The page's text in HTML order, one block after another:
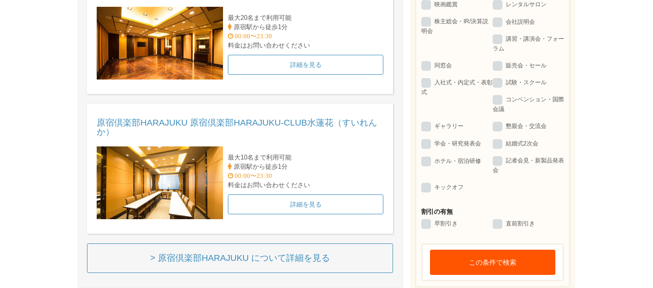
最大20名まで利用可能
原宿駅から徒歩1分
00:00〜23:30
料金はお問い合わせください
詳細を見る
原宿倶楽部HARAJUKU 原宿倶楽部HARAJUKU-CLUB水蓮花（すいれん
か）
最大10名まで利用可能
原宿駅から徒歩1分
00:00〜23:30
料金はお問い合わせください
詳細を見る
> 原宿倶楽部HARAJUKU について詳細を見る
映画鑑賞 レンタルサロン
株主総会・IR/決算説
明会
会社説明会
講習・講演会・フォー
ラム
同窓会 販売会・セール
入社式・内定式・表彰
式
試験・スクール
コンベンション・国際
会議
ギャラリー 懇親会・交流会
学会・研究発表会 結婚式2次会
ホテル・宿泊研修
記者会見・新製品発表
会
キックオフ
割引の有無
早割引き 直前割引き
この条件で検索